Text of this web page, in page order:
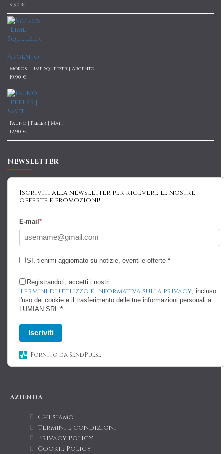
9,90 €
Moros | Lime Squeezer | Argento
19,90 €
Fauno | Peeler | Matt
12,90 €
NEWSLETTER
Iscriviti alla newsletter per ricevere le nostre
offerte e promozioni!
E-mail *
Sì, tienimi aggiornato su notizie, eventi e offerte *
Registrandoti, accetti i nostri
Termini di utilizzo e Informativa sulla privacy , incluso
l'uso dei cookie e il trasferimento delle tue informazioni personali a
LUMIAN SRL
*
Iscriviti
Fornito da SendPulse
AZIENDA
Chi siamo
Termini e condizioni
Privacy Policy
Cookie Policy